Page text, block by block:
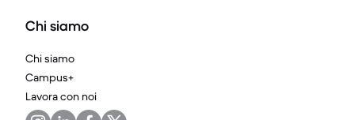
Chi siamo
Chi siamo
Campus+
Lavora con noi